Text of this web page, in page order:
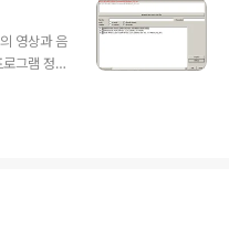
있다. Virt
추고 있으
지원하
자 : 애버
영상과 음
그램 정보
상하다 보
우가 있다.